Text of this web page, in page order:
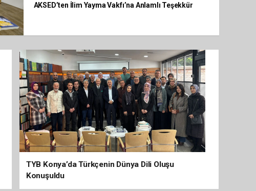
AKSED’ten İlim Yayma Vakfı’na Anlamlı Teşekkür
TYB Konya’da Türkçenin Dünya Dili Oluşu
Konuşuldu